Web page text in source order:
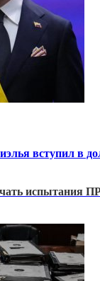
вступил в
испытания